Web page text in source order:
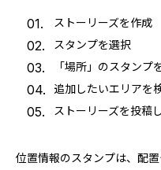
ストーリーズを作成
スタンプを選択
「場所」のスタンプ
追加したいエリアを
ストーリーズを投稿
位置情報のスタンプは、配